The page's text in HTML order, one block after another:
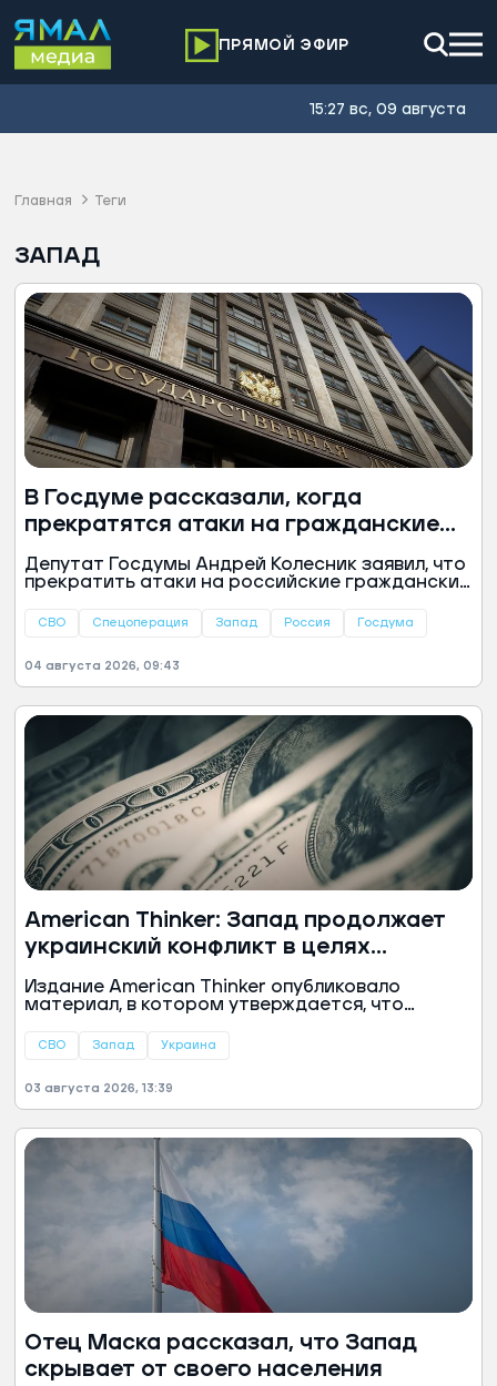
ПРЯМОЙ ЭФИР
15:27 вс, 09 августа
Главная Теги
ЗАПАД
В Госдуме рассказали, когда
прекратятся атаки на гражданские
объекты в России
Депутат Госдумы Андрей Колесник заявил, что
прекратить атаки на российские гражданские
по военным целям Украины, укрепления
тактика переговоров не приносит результатов
и лишь дает противнику преимущество.
СВО Спецоперация Запад Россия Госдума
04 августа 2026, 09:43
American Thinker: Запад продолжает
украинский конфликт в целях
получения выгоды
Издание American Thinker опубликовало
материал, в котором утверждается, что
западным глобалистам. По мнению авторов
собственной власти и получения финансовой
выгоды.
СВО Запад Украина
03 августа 2026, 13:39
Отец Маска рассказал, что Запад
скрывает от своего населения